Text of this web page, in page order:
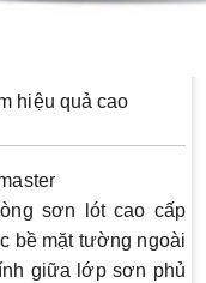
hiệu quả cao
sơn lót cao cấp
bề mặt tường ngoài
giữa lớp sơn phủ